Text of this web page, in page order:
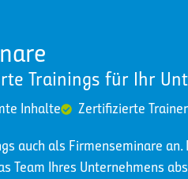
Trainings für Ihr
Inhalte Zertifizierte Trainer
auch als Firmenseminare an.
Team Ihres Unternehmens